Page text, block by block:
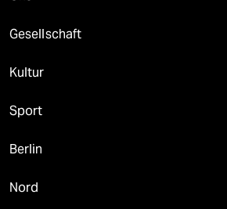
Gesellschaft
Kultur
Sport
Berlin
Nord